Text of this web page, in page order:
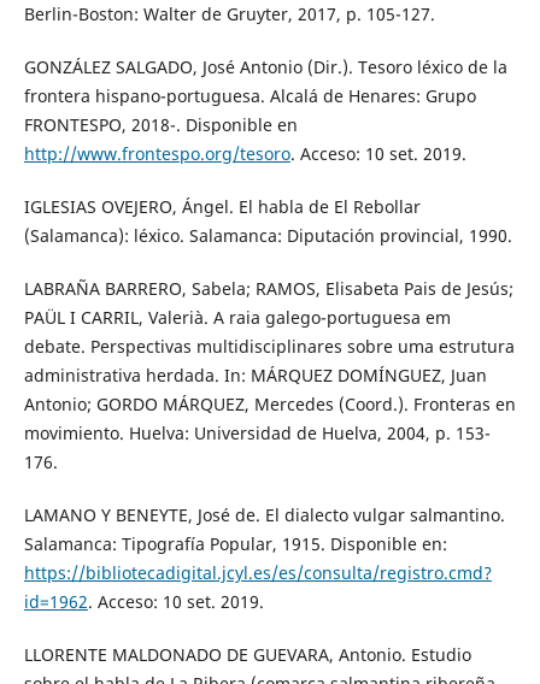
Berlin-Boston: Walter de Gruyter, 2017, p. 105-127.
GONZÁLEZ SALGADO, José Antonio (Dir.). Tesoro léxico de la
frontera hispano-portuguesa. Alcalá de Henares: Grupo
FRONTESPO, 2018-. Disponible en
http://www.frontespo.org/tesoro. Acceso: 10 set. 2019.
IGLESIAS OVEJERO, Ángel. El habla de El Rebollar
(Salamanca): léxico. Salamanca: Diputación provincial, 1990.
LABRAÑA BARRERO, Sabela; RAMOS, Elisabeta Pais de Jesús;
PAÜL I CARRIL, Valerià. A raia galego-portuguesa em
debate. Perspectivas multidisciplinares sobre uma estrutura
administrativa herdada. In: MÁRQUEZ DOMÍNGUEZ, Juan
Antonio; GORDO MÁRQUEZ, Mercedes (Coord.). Fronteras en
movimiento. Huelva: Universidad de Huelva, 2004, p. 153-
176.
LAMANO Y BENEYTE, José de. El dialecto vulgar salmantino.
Salamanca: Tipografía Popular, 1915. Disponible en:
https://bibliotecadigital.jcyl.es/es/consulta/registro.cmd?
id=1962. Acceso: 10 set. 2019.
LLORENTE MALDONADO DE GUEVARA, Antonio. Estudio